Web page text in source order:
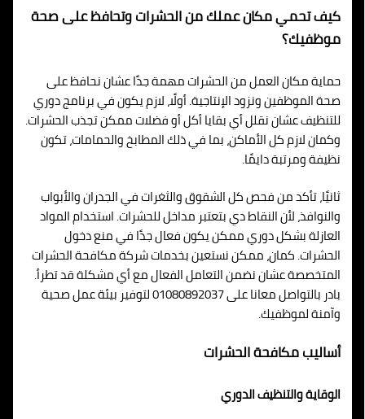
كيف تحمي مكان عملك من الحشرات وتحافظ على صحة
موظفيك؟
حماية مكان العمل من الحشرات مهمة جدًا عشان نحافظ على
صحة الموظفين ونزود الإنتاجية. أولًا، لازم يكون في برنامج دوري
للتنظيف عشان نقلل أي بقايا أكل أو فضلات ممكن تجذب الحشرات.
وكمان لازم كل الأماكن، بما في ذلك المطابخ والحمامات، تكون
نظيفة ومرتبة دايمًا.
ثانيًا، تأكد من فحص كل الشقوق والثغرات في الجدران والأبواب
والنوافذ، لأن النقاط دي بتعتبر مداخل للحشرات. استخدام المواد
العازلة بشكل دوري ممكن يكون فعال جدًا في منع دخول
الحشرات. كمان، ممكن نستعين بخدمات شركة مكافحة الحشرات
المتخصصة عشان نضمن التعامل الفعال مع أي مشكلة قد تطرأ.
بادر بالتواصل معانا على 01080892037 لتوفير بيئة عمل صحية
وآمنة لموظفيك.
أساليب مكافحة الحشرات
الوقاية والتنظيف الدوري